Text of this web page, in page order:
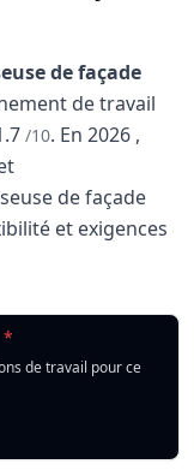
de façade
de travail
/10. En 2026 ,
de façade
et exigences
: Poseur /
/ Poseuse de
*
de travail pour ce